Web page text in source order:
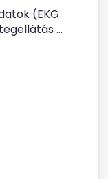
(EKG
...